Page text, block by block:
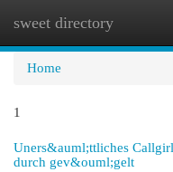
sweet directory
Home
1
Uners&auml;ttliches
durch gev&ouml;gelt